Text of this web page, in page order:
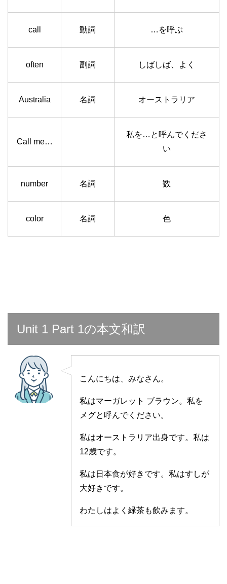
call 動詞 …を呼ぶ
often 副詞 しばしば、よく
Australia 名詞 オーストラリア
Call me…
私を…と呼んでくださ
い
number 名詞 数
color 名詞 色
Unit 1 Part 1の本文和訳
こんにちは、みなさん。
私はマーガレット ブラウン。私を
メグと呼んでください。
私はオーストラリア出身です。私は
12歳です。
私は日本食が好きです。私はすしが
大好きです。
わたしはよく緑茶も飲みます。